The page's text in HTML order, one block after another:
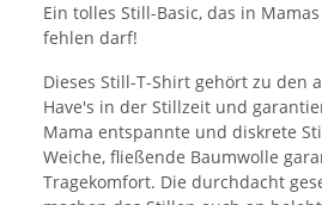
Ein tolles Still-Basic, das in
fehlen darf!
Dieses Still-T-Shirt gehört zu den
Have's in der Stillzeit und
Mama entspannte und diskrete
Weiche, fließende Baumwolle
Tragekomfort. Die durchdacht